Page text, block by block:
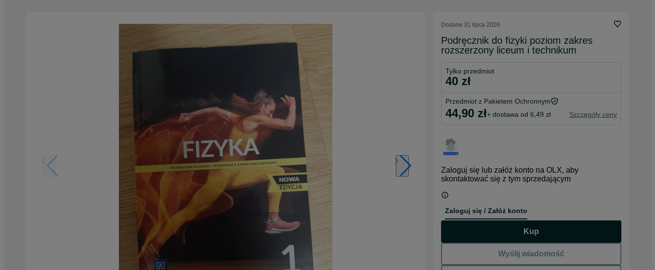
Dodane 31 lipca 2026
Podręcznik do fizyki poziom zakres
rozszerzony liceum i technikum
Tylko przedmiot
40 zł
Przedmiot z Pakietem Ochronnym
44,90 zł+ dostawa od 6,49 zł Szczegóły ceny
Zaloguj się lub załóż konto na OLX, aby
skontaktować się z tym sprzedającym
Zaloguj się / Załóż konto
Kup
Wyślij wiadomość